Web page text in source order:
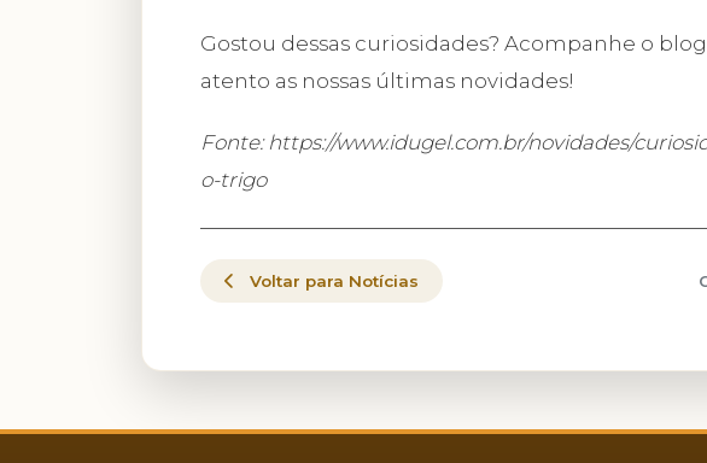
Gostou dessas curiosidades? Acompanhe o
atento as nossas últimas novidades!
Fonte: https://www.idugel.com.br/novidades/
o-trigo
Voltar para Notícias